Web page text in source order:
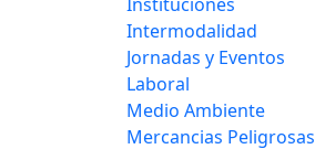
Intermodalidad
Jornadas y Eventos
Laboral
Medio Ambiente
Mercancias Peligrosas